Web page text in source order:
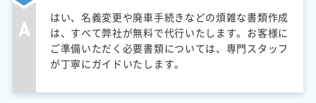
はい、名義変更や廃車手続きなどの煩雑な書類作成
は、すべて弊社が無料で代行いたします。お客様に
ご準備いただく必要書類については、専門スタッフ
が丁寧にガイドいたします。